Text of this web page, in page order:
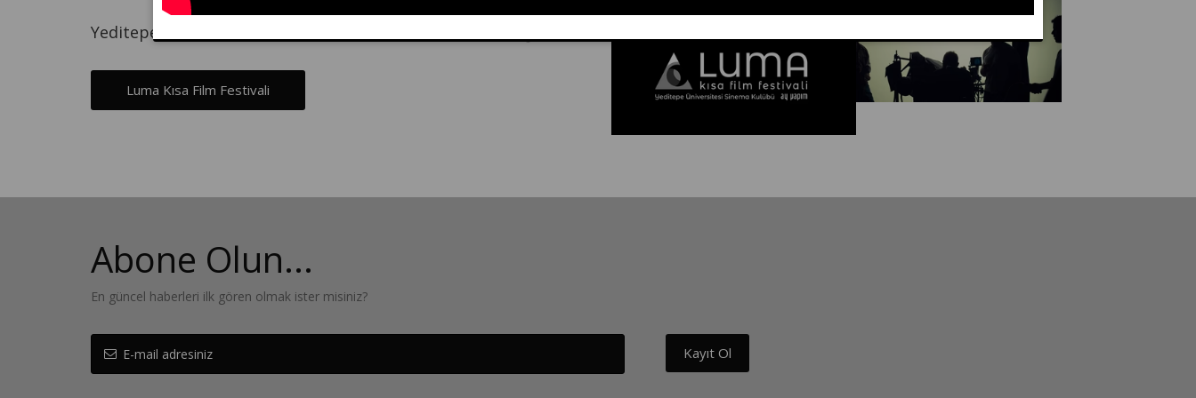
Yeditepe Üniversitesi Sinema Kulübü ve Ay yapım ortaklığıyla...
Luma Kısa Film Festivali
Abone Olun...
En güncel haberleri ilk gören olmak ister misiniz?
Kayıt Ol